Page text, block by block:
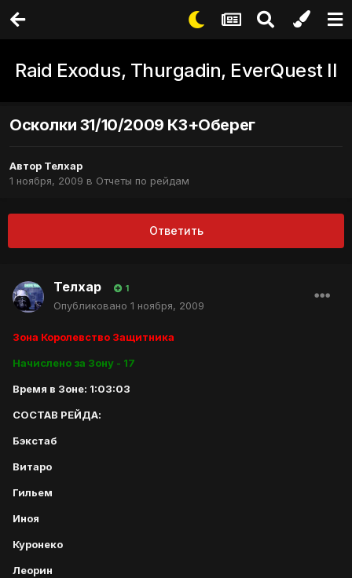
Raid Exodus, Thurgadin, EverQuest II
Осколки 31/10/2009 КЗ+Оберег
Автор Телхар
1 ноября, 2009 в Отчеты по рейдам
Ответить
Телхар 1
Опубликовано 1 ноября, 2009
Зона Королевство Защитника
Начислено за Зону - 17
Время в Зоне: 1:03:03
СОСТАВ РЕЙДА:
Бэкстаб
Витаро
Гильем
Иноя
Куронеко
Леорин